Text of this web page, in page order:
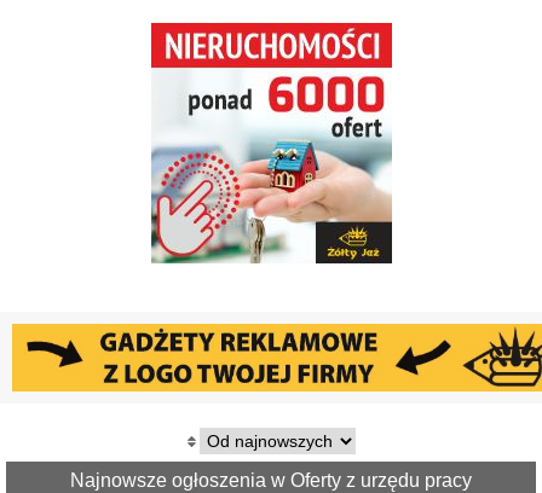
Najnowsze ogłoszenia w Oferty z urzędu pracy